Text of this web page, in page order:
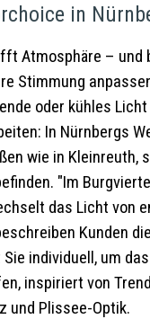
in
Atmosphäre – und
Stimmung
oder kühles
In Nürnbergs
wie in Kleinreuth,
"Im
das Licht von
Kunden
individuell, um
inspiriert von
und Plissee-Optik.